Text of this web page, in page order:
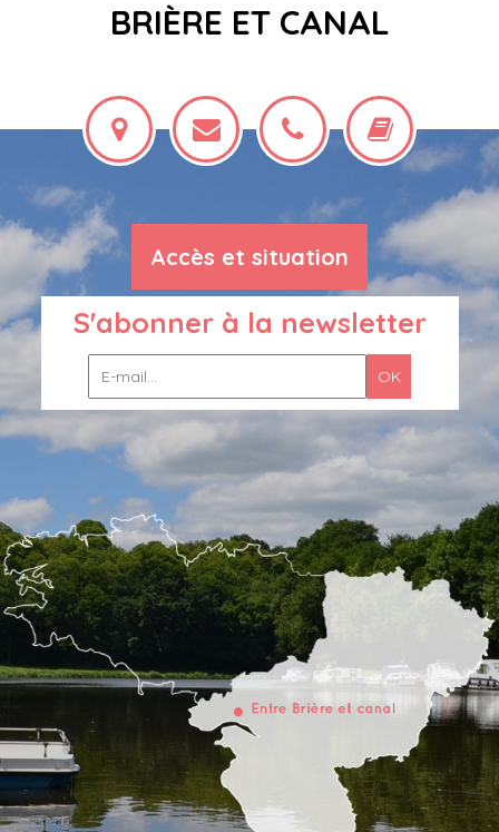
BRIÈRE ET CANAL
Accès et situation
S'abonner à la newsletter